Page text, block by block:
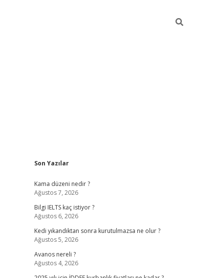
Sidebar
Son Yazılar
Kama düzeni nedir ?
Ağustos 7, 2026
Bilgi IELTS kaç istiyor ?
Ağustos 6, 2026
Kedi yıkandıktan sonra kurutulmazsa ne olur ?
Ağustos 5, 2026
Avanos nereli ?
Ağustos 4, 2026
betciBetexper giriş adresi